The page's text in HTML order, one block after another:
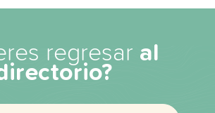
regresar al